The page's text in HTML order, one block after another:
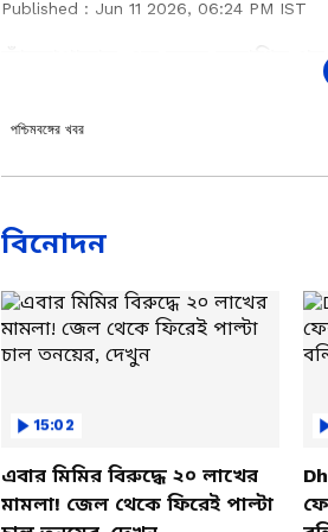
Published : Jun 11 2026, 06:24 PM IST
কাঁচরাপাড়ার এক স্কুলে তল্লাশির
অভিযানের পর স্কুলের সিক রুমে
টাকা গোনার যন্ত্র নিয়ে যাওয়া হয়
পশ্চিমবঙ্গের খবর
বিনোদন
15:02
এবার মিমির বিরুদ্ধে ২০ লাখের
মামলা! জেল থেকে ফিরেই পাল্টা